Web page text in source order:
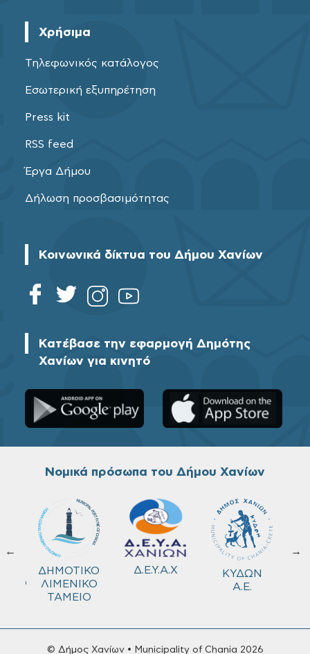
Χρήσιμα
Τηλεφωνικός κατάλογος
Εσωτερική εξυπηρέτηση
Press kit
RSS feed
Έργα Δήμου
Δήλωση προσβασιμότητας
Κοινωνικά δίκτυα του Δήμου Χανίων
Κατέβασε την εφαρμογή Δημότης
Χανίων για κινητό
Νομικά πρόσωπα του Δήμου Χανίων
←
ΔΗΜΟΤΙΚΟ
ΛΙΜΕΝΙΚΟ
ΤΑΜΕΙΟ
Δ.Ε.Υ.Α.Χ
ΚΥΔΩΝ
Α.Ε.
→
© Δήμος Χανίων • Municipality of Chania 2026